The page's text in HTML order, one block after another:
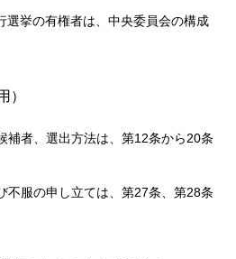
選挙の有権者は、中央委員会の構成
）
補者、選出方法は、第12条から20条
不服の申し立ては、第27条、第28条